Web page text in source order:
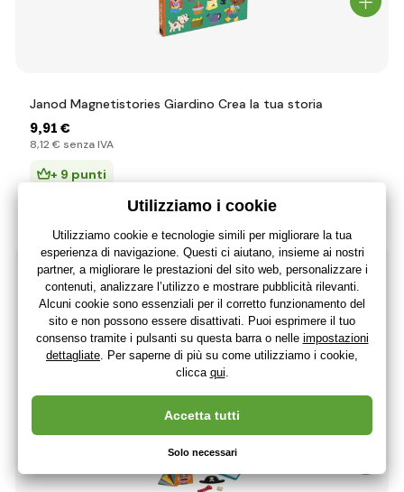
Janod Magnetistories Giardino Crea la tua storia
9,91 €
8,12 € senza IVA
+ 9 punti
Disponibile > 5 Qtà(A da te 12.08.)